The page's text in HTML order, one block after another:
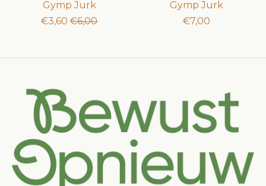
Gymp Jurk
€3,60 €6,00
Gymp Jurk
€7,00